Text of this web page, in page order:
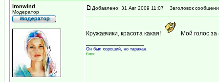
ironwind
Модератор
Добавлено: 31 Авг 2009 11:07 Заголовок
Кружавчики, красота какая!
Мой голос за
Он был хороший, но таракан.
блог